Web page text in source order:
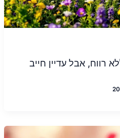
רווח, אבל עדיין חייב